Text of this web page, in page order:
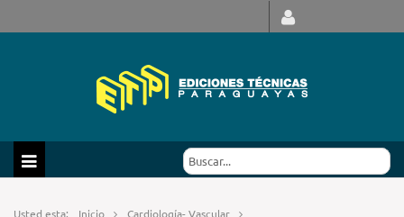
Usted esta: Inicio
Cardiología- Vascular